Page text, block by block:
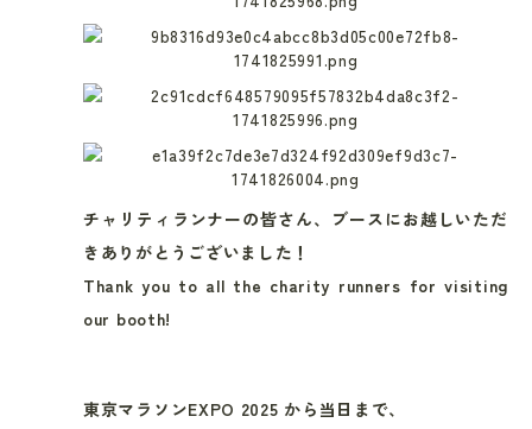
チャリティランナーの皆さん、ブースにお越しいただ
きありがとうございました！
Thank you to all the charity runners for visiting
our booth!
東京マラソンEXPO 2025 から当日まで、